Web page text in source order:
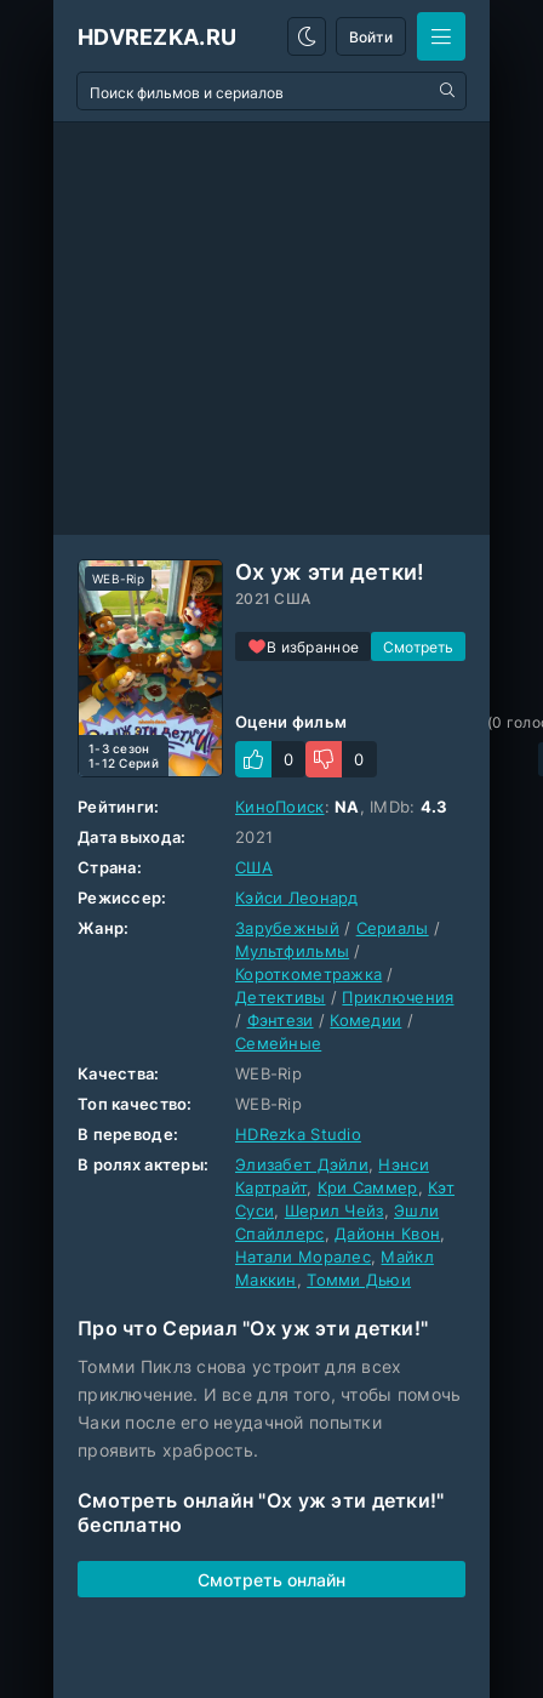
HDVREZKA.RU Войти
Ох уж эти детки!
2021 США
В избранное
WEB-Rip
1-3 cезон
1-12 Серий
Оцени фильм
0
0
(0
Рейтинги: КиноПоиск:NA , IMDb: 4.3
Дата выхода:
2021
Страна:
США
Режиссер:
Кэйси Леонард
Жанр:
Зарубежный / Сериалы /
Мультфильмы /
Короткометражка /
Детективы / Приключения
/ Фэнтези / Комедии /
Семейные
Качества:
WEB-Rip
Топ качество:
WEB-Rip
В переводе:
HDRezka Studio
В ролях актеры:
Элизабет Дэйли, Нэнси
Картрайт, Кри Саммер, Кэт
Суси, Шерил Чейз, Эшли
Спайллерс, Дайонн Квон,
Натали Моралес, Майкл
Маккин ,Томми Дьюи
Про что Сериал "Ох уж эти детки!"
Томми Пиклз снова устроит для всех
приключение. И все для того, чтобы помочь
Чаки после его неудачной попытки
проявить храбрость.
Смотреть онлайн "Ох уж эти детки!"
бесплатно
Смотреть онлайн